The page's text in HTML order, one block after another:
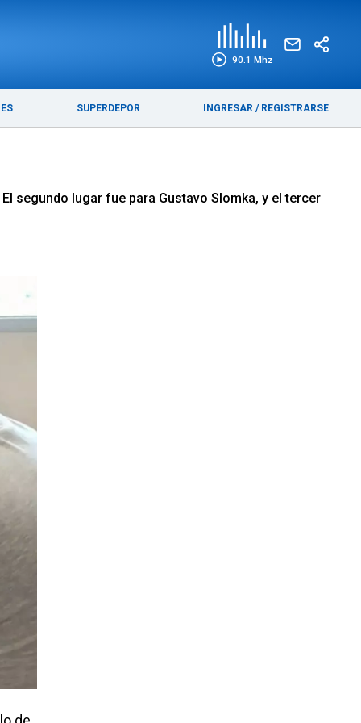
90.1 Mhz
SUPERDEPOR INGRESAR / REGISTRARSE
segundo lugar fue para Gustavo Slomka, y el tercer